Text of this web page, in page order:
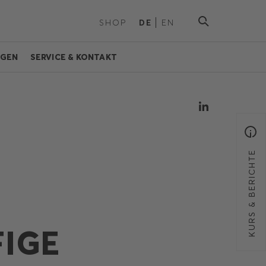
KURS & BERICHTE
SHOP DE EN
SERVICE & KONTAKT